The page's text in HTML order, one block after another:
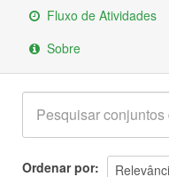
Fluxo de Atividades
Sobre
Ordenar por